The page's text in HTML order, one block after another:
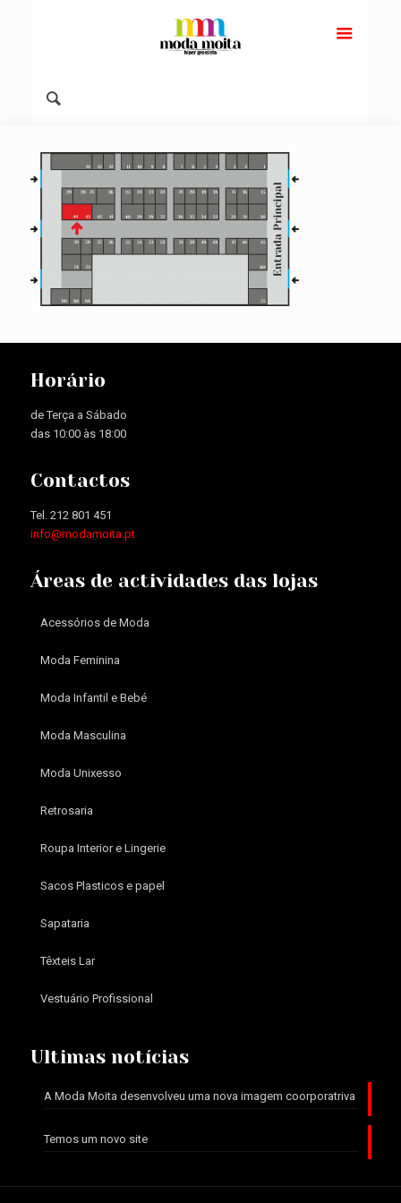
Horário
de Terça a Sábado
das 10:00 às 18:00
Contactos
Tel. 212 801 451
info@modamoita.pt
Áreas de actividades das lojas
Acessórios de Moda
Moda Feminina
Moda Infantil e Bebé
Moda Masculina
Moda Unixesso
Retrosaria
Roupa Interior e Lingerie
Sacos Plasticos e papel
Sapataria
Têxteis Lar
Vestuário Profissional
Ultimas notícias
A Moda Moita desenvolveu uma nova imagem coorporatriva
Temos um novo site